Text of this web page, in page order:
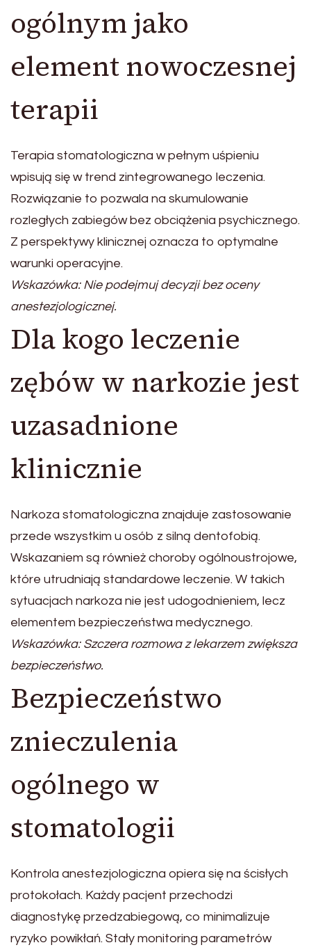
ogólnym jako
element nowoczesnej
terapii
Terapia stomatologiczna w pełnym uśpieniu
wpisują się w trend zintegrowanego leczenia.
Rozwiązanie to pozwala na skumulowanie
rozległych zabiegów bez obciążenia psychicznego.
Z perspektywy klinicznej oznacza to optymalne
warunki operacyjne.
Wskazówka: Nie podejmuj decyzji bez oceny
anestezjologicznej.
Dla kogo leczenie
zębów w narkozie jest
uzasadnione
klinicznie
Narkoza stomatologiczna znajduje zastosowanie
przede wszystkim u osób z silną dentofobią.
Wskazaniem są również choroby ogólnoustrojowe,
które utrudniają standardowe leczenie. W takich
sytuacjach narkoza nie jest udogodnieniem, lecz
elementem bezpieczeństwa medycznego.
Wskazówka: Szczera rozmowa z lekarzem zwiększa
bezpieczeństwo.
Bezpieczeństwo
znieczulenia
ogólnego w
stomatologii
Kontrola anestezjologiczna opiera się na ścisłych
protokołach. Każdy pacjent przechodzi
diagnostykę przedzabiegową, co minimalizuje
ryzyko powikłań. Stały monitoring parametrów